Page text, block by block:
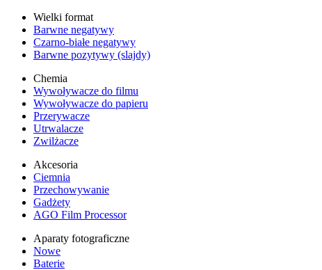
Wielki format
Barwne negatywy
Czarno-białe negatywy
Barwne pozytywy (slajdy)
Chemia
Wywoływacze do filmu
Wywoływacze do papieru
Przerywacze
Utrwalacze
Zwilżacze
Akcesoria
Ciemnia
Przechowywanie
Gadżety
AGO Film Processor
Aparaty fotograficzne
Nowe
Baterie